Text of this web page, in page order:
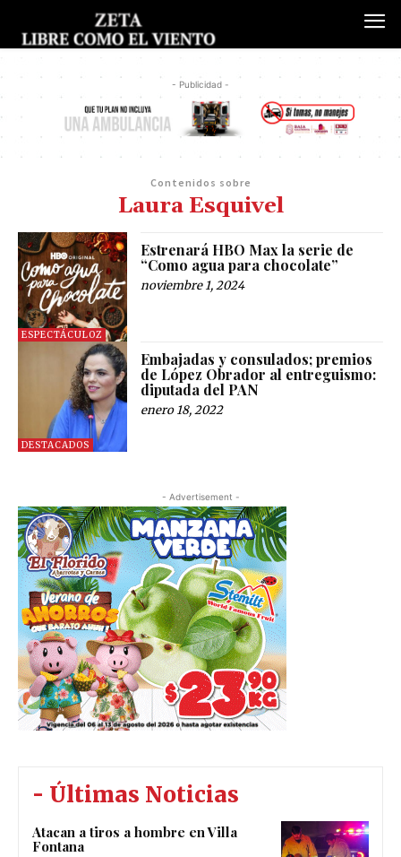
- Publicidad -
Contenidos sobre
Laura Esquivel
ESPECTÁCULOZ
Estrenará HBO Max la serie de
“Como agua para chocolate”
noviembre 1, 2024
DESTACADOS
Embajadas y consulados; premios
de López Obrador al entreguismo:
diputada del PAN
enero 18, 2022
- Advertisement -
- Últimas Noticias
Atacan a tiros a hombre en Villa
Fontana